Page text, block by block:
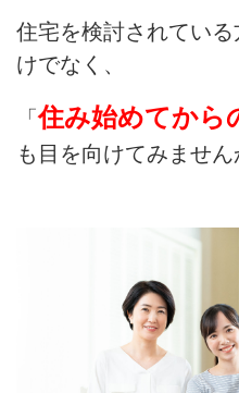
住宅を検討されてい
けでなく、
「住み始めてから
も目を向けてみません